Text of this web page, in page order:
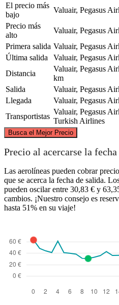
El precio más
bajo
Valuair, Pegasus
Precio más
alto
Valuair, Pegasus
Primera salida Valuair, Pegasus
Última salida
Valuair, Pegasus
Distancia
Valuair, Pegasus
km
Salida
Valuair, Pegasus
Llegada
Valuair, Pegasus
Transportistas
Valuair, Pegasus
Turkish Airlines
Busca el Mejor Precio
Istanbul
Precio al acercarse la
Las aerolíneas pueden cobrar
que se acerca la fecha de salida.
pueden oscilar entre 30,83 € y
cambios. ¡Nuestro consejo es
hasta 51% en su viaje!